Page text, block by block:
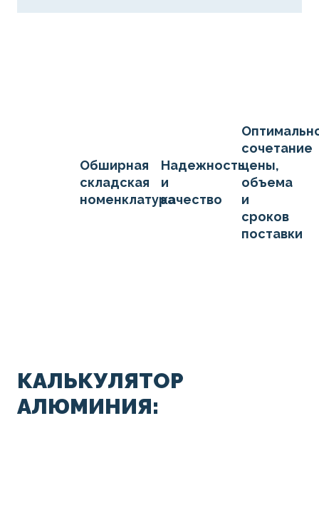
Обширная
складская
номенклатура
Надежность
и
качество
сочетание
цены,
объема
и
сроков
поставки
КАЛЬКУЛЯТОР
АЛЮМИНИЯ: